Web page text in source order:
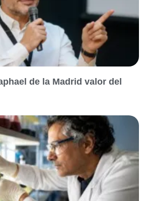
de la Madrid valor del